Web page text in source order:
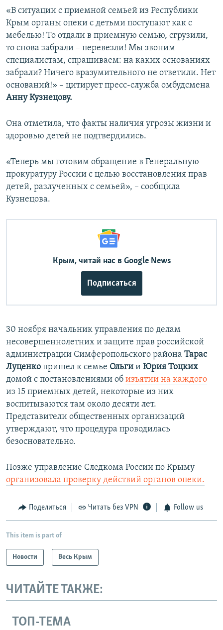
«В ситуации с приемной семьей из Республики
Крым органы опеки с детьми поступают как с
мебелью! То отдали в приемную семью, сгрузили,
то снова забрали – перевезли! Мы звоним
специалистам, спрашиваем: на каких основаниях
забрали? Ничего вразумительного не ответили. Нет
оснований!» – цитирует пресс-служба омбудсмена
Анну Кузнецову.
Она отметила, что факты наличия угрозы жизни и
здоровью детей не подтвердились.
«Теперь мы готовим обращение в Генеральную
прокуратуру России с целью восстановления прав
детей, разлученных с семьей», – сообщила
Кузнецова.
Крым, читай нас в Google News
Подписаться
30 ноября начальник управления по делам
несовершеннолетних и защите прав российской
администрации Симферопольского района Тарас
Луценко пришел к семье Ольги и Юрия Тоцких
домой с постановлениями об изъятии на каждого
из 15 приемных детей, некоторые из них
воспитываются там около десяти лет.
Представители общественных организаций
утверждают, что процедура проводилась
безосновательно.
Позже управление Следкома России по Крыму
организовала проверку действий органов опеки.
Поделиться Читать без VPN Follow us
This item is part of
Новости Весь Крым
ЧИТАЙТЕ ТАКЖЕ:
ТОП-ТЕМА